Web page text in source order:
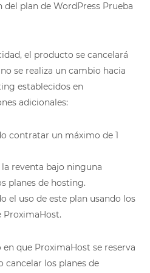
plan de WordPress Prueba
el producto se cancelará
se realiza un cambio hacia
establecidos en
adicionales:
contratar un máximo de 1
reventa bajo ninguna
planes de hosting.
el uso de este plan usando los
ProximaHost.
que ProximaHost se reserva
cancelar los planes de